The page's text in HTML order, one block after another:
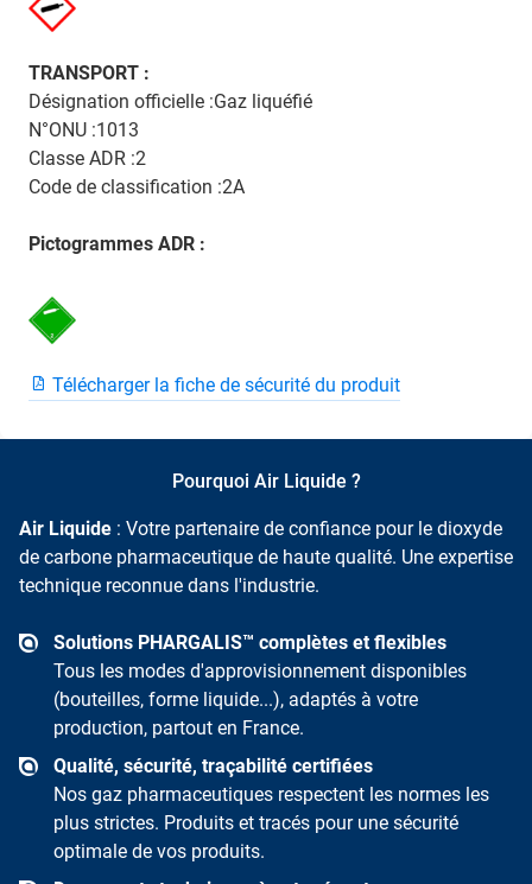
TRANSPORT :
Désignation officielle :Gaz liquéfié
N°ONU :1013
Classe ADR :2
Code de classification :2A
Pictogrammes ADR :
Télécharger la fiche de sécurité du produit
Pourquoi Air Liquide ?
Air Liquide : Votre partenaire de confiance pour le dioxyde
de carbone pharmaceutique de haute qualité. Une expertise
technique reconnue dans l'industrie.
Solutions PHARGALIS™ complètes et flexibles
Tous les modes d'approvisionnement disponibles
(bouteilles, forme liquide...), adaptés à votre
production, partout en France.
Qualité, sécurité, traçabilité certifiées
Nos gaz pharmaceutiques respectent les normes les
plus strictes. Produits et tracés pour une sécurité
optimale de vos produits.